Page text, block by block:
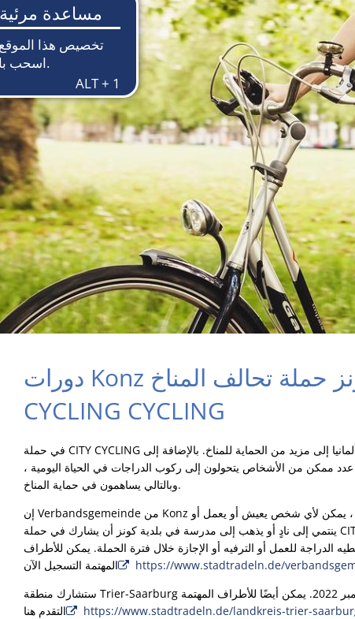
دورات Konz لمناخ جيد! - تدعم بلدية كونز حملة تحالف المناخ
CYCLING CYCLING
في حملة CITY CYCLING التابعة لتحالف المناخ ، يدفع المواطنون في جميع أنحاء ألمانيا إلى مزيد من الحماية للمناخ. بالإضافة إلى
ممكن من الأشخاص يتحولون إلى ركوب الدراجات في الحياة اليومية ،
وبالتالي يساهمون في حماية المناخ.
، يمكن لأي شخص يعيش أو يعمل أو
ينتمي إلى نادٍ أو يذهب إلى مدرسة في بلدية كونز أن يشارك في حملة CITY CYCLING التابعة لتحالف المناخ. الهدف هو جمع أكبر عدد
للعمل أو الترفيه أو الإجازة خلال فترة الحملة. يمكن للأطراف
المهتمة التسجيل الآن
https://www.stadtradeln.de/
ستشارك منطقة Trier-Saarburg أيضًا في حملة ركوب الدراجات في المدينة من 4 إلى 24 سبتمبر 2022. يمكن أيضًا للأطراف المهتمة
التقدم هنا
https://www.stadtradeln.de/landkreis-trier-